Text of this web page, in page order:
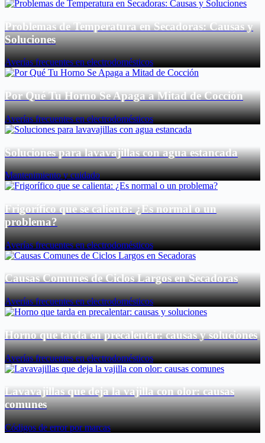
Problemas de Temperatura en Secadoras: Causas y
Soluciones
Averías frecuentes en electrodomésticos
Por Qué Tu Horno Se Apaga a Mitad de Cocción
Averías frecuentes en electrodomésticos
Soluciones para lavavajillas con agua estancada
Mantenimiento y cuidado
Frigorífico que se calienta: ¿Es normal o un
problema?
Averías frecuentes en electrodomésticos
Causas Comunes de Ciclos Largos en Secadoras
Averías frecuentes en electrodomésticos
Horno que tarda en precalentar: causas y soluciones
Averías frecuentes en electrodomésticos
Lavavajillas que deja la vajilla con olor: causas
comunes
Códigos de error por marcas